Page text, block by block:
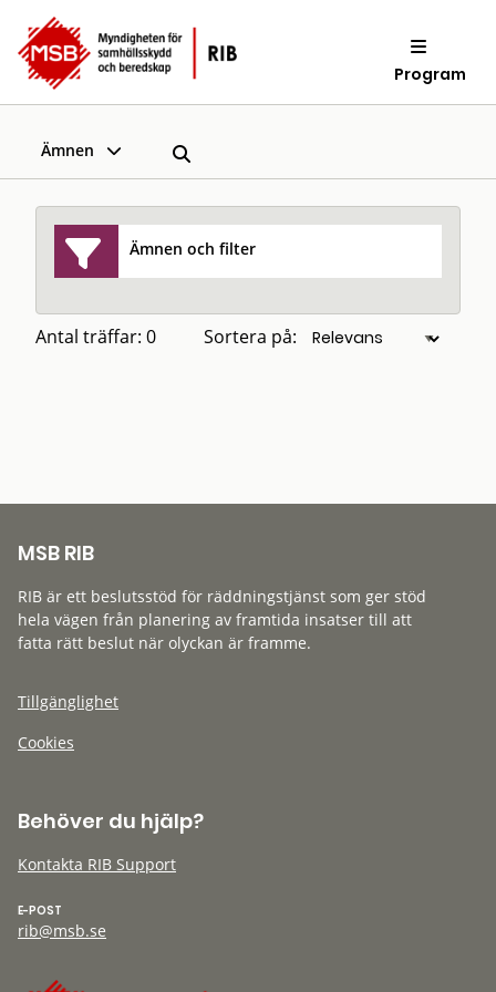
Program
Ämnen
Ämnen och filter
Antal träffar: 0 Sortera på:
MSB RIB
RIB är ett beslutsstöd för räddningstjänst som ger stöd
hela vägen från planering av framtida insatser till att
fatta rätt beslut när olyckan är framme.
Tillgänglighet
Cookies
Behöver du hjälp?
Kontakta RIB Support
E-POST
rib@msb.se